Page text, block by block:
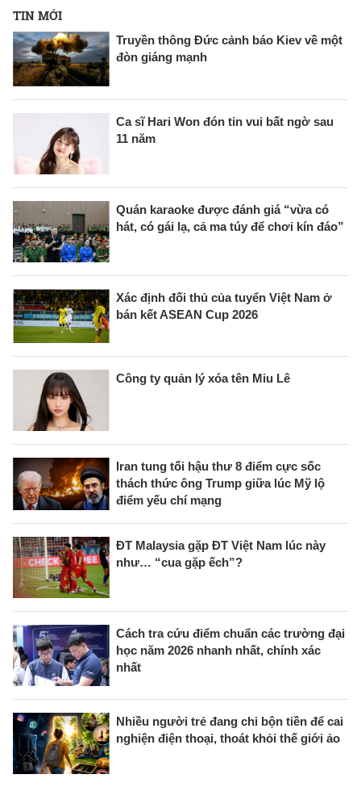
TIN MỚI
Truyền thông Đức cảnh báo Kiev về một
đòn giáng mạnh
Ca sĩ Hari Won đón tin vui bất ngờ sau
11 năm
Quán karaoke được đánh giá “vừa có
hát, có gái lạ, cả ma túy để chơi kín đáo”
Xác định đối thủ của tuyển Việt Nam ở
bán kết ASEAN Cup 2026
Công ty quản lý xóa tên Miu Lê
Iran tung tối hậu thư 8 điểm cực sốc
thách thức ông Trump giữa lúc Mỹ lộ
điểm yếu chí mạng
ĐT Malaysia gặp ĐT Việt Nam lúc này
như… “cua gặp ếch”?
Cách tra cứu điểm chuẩn các trường đại
học năm 2026 nhanh nhất, chính xác
nhất
Nhiều người trẻ đang chi bộn tiền để cai
nghiện điện thoại, thoát khỏi thế giới ảo